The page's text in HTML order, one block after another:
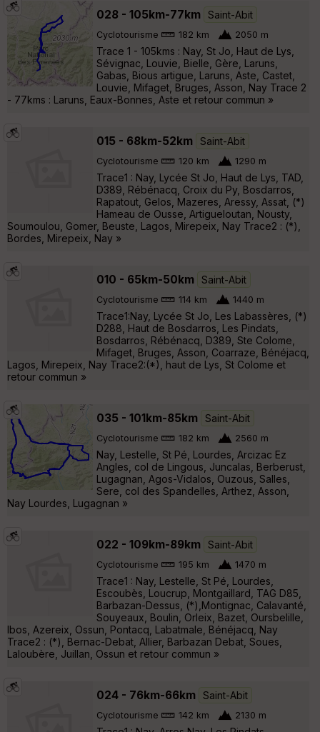
028 - 105km-77km Saint-Abit
Cyclotourisme 182 km 2050 m
Trace 1 - 105kms : Nay, St Jo, Haut de Lys,
Sévignac, Louvie, Bielle, Gère, Laruns,
Gabas, Bious artigue, Laruns, Aste, Castet,
Louvie, Mifaget, Bruges, Asson, Nay Trace 2
- 77kms : Laruns, Eaux-Bonnes, Aste et retour commun »
015 - 68km-52km Saint-Abit
Cyclotourisme 120 km 1290 m
Trace1 : Nay, Lycée St Jo, Haut de Lys, TAD,
D389, Rébénacq, Croix du Py, Bosdarros,
Rapatout, Gelos, Mazeres, Aressy, Assat, (*)
Hameau de Ousse, Artigueloutan, Nousty,
Soumoulou, Gomer, Beuste, Lagos, Mirepeix, Nay Trace2 : (*),
Bordes, Mirepeix, Nay »
010 - 65km-50km Saint-Abit
Cyclotourisme 114 km 1440 m
Trace1:Nay, Lycée St Jo, Les Labassères, (*)
D288, Haut de Bosdarros, Les Pindats,
Bosdarros, Rébénacq, D389, Ste Colome,
Mifaget, Bruges, Asson, Coarraze, Bénéjacq,
Lagos, Mirepeix, Nay Trace2:(*), haut de Lys, St Colome et
retour commun »
035 - 101km-85km Saint-Abit
Cyclotourisme 182 km 2560 m
Nay, Lestelle, St Pé, Lourdes, Arcizac Ez
Angles, col de Lingous, Juncalas, Berberust,
Lugagnan, Agos-Vidalos, Ouzous, Salles,
Sere, col des Spandelles, Arthez, Asson,
Nay Lourdes, Lugagnan »
022 - 109km-89km Saint-Abit
Cyclotourisme 195 km 1470 m
Trace1 : Nay, Lestelle, St Pé, Lourdes,
Escoubès, Loucrup, Montgaillard, TAG D85,
Barbazan-Dessus, (*),Montignac, Calavanté,
Souyeaux, Boulin, Orleix, Bazet, Oursbelille,
Ibos, Azereix, Ossun, Pontacq, Labatmale, Bénéjacq, Nay
Trace2 : (*), Bernac-Debat, Allier, Barbazan Debat, Soues,
Laloubère, Juillan, Ossun et retour commun »
024 - 76km-66km Saint-Abit
Cyclotourisme 142 km 2130 m